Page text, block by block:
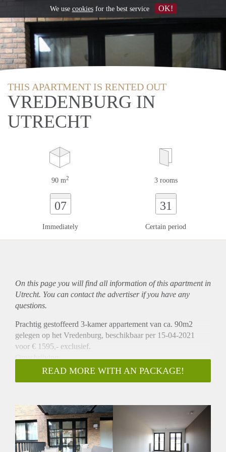
THIS APARTMENT IS RENTED OUT
VREDENBURG IN
UTRECHT
90 m2 3 rooms
07
Immediately
31
Certain period
On this page you will find all information of this apartmentin
Utrecht. You can contact the advertiser if you have any
questions.
Prachtig gestoffeerd 3-kamer appartement van ca. 90m2
gelegen op het Vredenburg, beschikbaar per 15-04-2021
voor € 1595,- exclusief.
Omschrijving
Dit prachtige 3-kamer appartement is gelegen op de 4e
verdieping van een nieuwbouw complex in het centrum van
koelkast, vriezer, vaatwasser en een 4-pits inductie kookplaat.
Aangrenzend aan de woonkamer is het balkon gevestigd dat
is gelegen op het noordwesten en van waaruit u ook een
prachtig uitzicht heeft over een gedeelte van het prachtige
READ MORE WITH AN PACKAGE!
We use cookiesfor the best service OK!